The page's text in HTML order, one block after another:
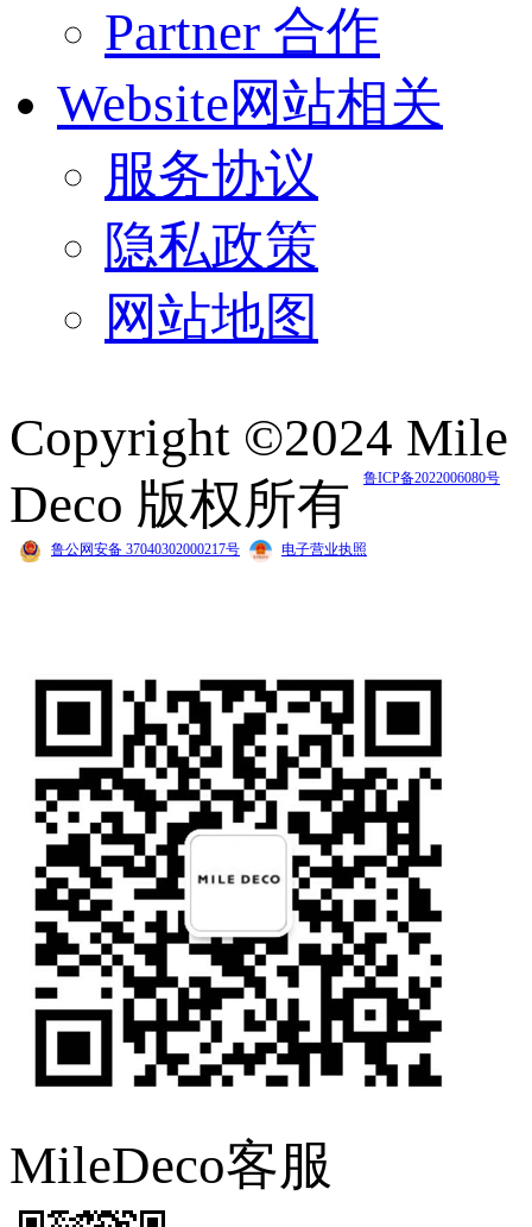
Partner 合作
Website网站相关
服务协议
隐私政策
网站地图
Copyright ©2024 Mile
Deco 版权所有
鲁ICP备2022006080号
鲁公网安备 37040302000217号 电子营业执照
MileDeco客服